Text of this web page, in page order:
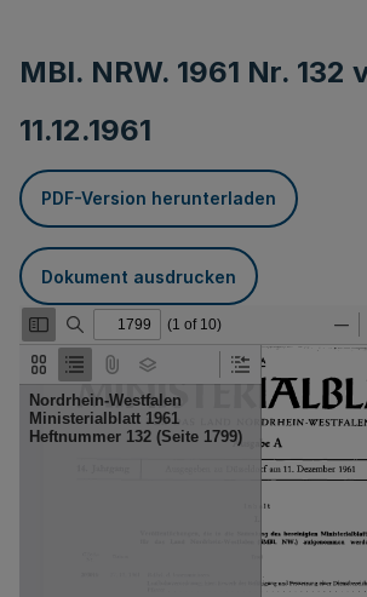
MBl. NRW. 1961 Nr. 132
11.12.1961
PDF-Version herunterladen
Dokument ausdrucken